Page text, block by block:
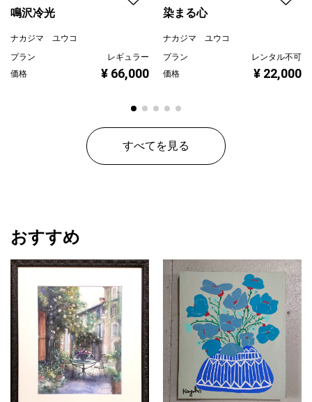
るで異なる表情を見せてくれるます。
穏やかに心を整え、優しく包み込むような“秋の月”をお楽しみくだ
さい。
熱や紫外線により褪色するインクを用いてアートを描いていま
す。UV保護の加工を施しますが、経年変化が発生する場合がある
ことご理解ください。
鳴沢冷光
ナカジマ ユウコ
プラン
レギュラー
価格
¥ 66,000
染まる心
ナカジマ ユウコ
プラン
レンタル不可
価格
¥ 22,000
すべてを見る
おすすめ